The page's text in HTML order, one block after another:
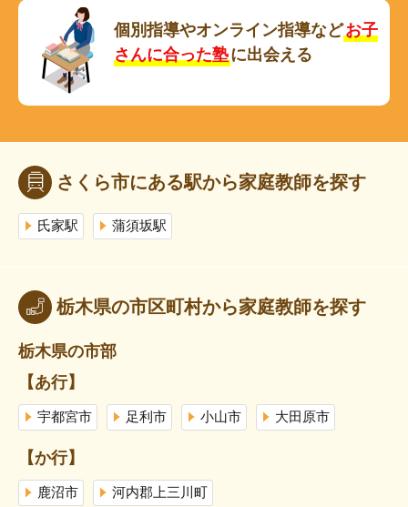
個別指導やオンライン指導などお子
さんに合った塾に出会える
さくら市にある駅から家庭教師を探す
氏家駅 蒲須坂駅
栃木県の市区町村から家庭教師を探す
栃木県の市部
【あ行】
宇都宮市 足利市 小山市 大田原市
【か行】
鹿沼市 河内郡上三川町